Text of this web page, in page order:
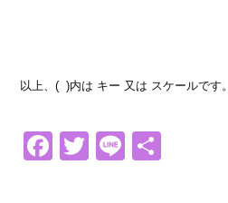
以上、( )内は キー 又は スケールです。
Facebook
Twitter
Line